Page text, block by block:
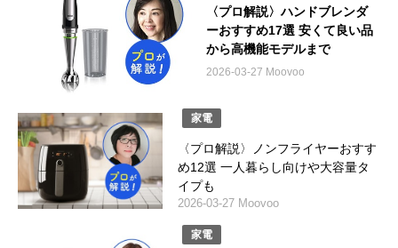
〈プロ解説〉ハンドブレンダ
ーおすすめ17選 安くて良い品
から高機能モデルまで
2026-03-27 Moovoo
家電
〈プロ解説〉ノンフライヤーおすす
め12選 一人暮らし向けや大容量タ
イプも
2026-03-27 Moovoo
家電